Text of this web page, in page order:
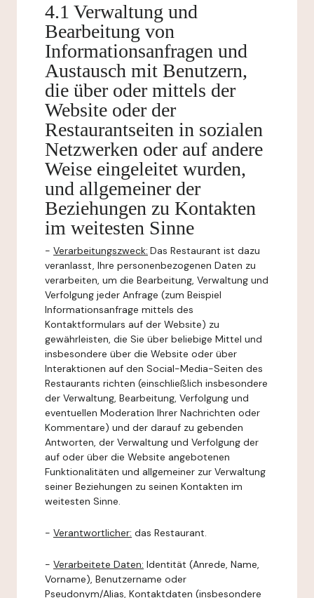
4.1 Verwaltung und
Bearbeitung von
Informationsanfragen und
Austausch mit Benutzern,
die über oder mittels der
Website oder der
Restaurantseiten in sozialen
Netzwerken oder auf andere
Weise eingeleitet wurden,
und allgemeiner der
Beziehungen zu Kontakten
im weitesten Sinne
- Verarbeitungszweck: Das Restaurant ist dazu
veranlasst, Ihre personenbezogenen Daten zu
verarbeiten, um die Bearbeitung, Verwaltung und
Verfolgung jeder Anfrage (zum Beispiel
Informationsanfrage mittels des
Kontaktformulars auf der Website) zu
gewährleisten, die Sie über beliebige Mittel und
insbesondere über die Website oder über
Interaktionen auf den Social-Media-Seiten des
Restaurants richten (einschließlich insbesondere
der Verwaltung, Bearbeitung, Verfolgung und
eventuellen Moderation Ihrer Nachrichten oder
Kommentare) und der darauf zu gebenden
Antworten, der Verwaltung und Verfolgung der
auf oder über die Website angebotenen
Funktionalitäten und allgemeiner zur Verwaltung
seiner Beziehungen zu seinen Kontakten im
weitesten Sinne.
- Verantwortlicher: das Restaurant.
- Verarbeitete Daten: Identität (Anrede, Name,
Vorname), Benutzername oder
Pseudonym/Alias, Kontaktdaten (insbesondere